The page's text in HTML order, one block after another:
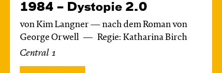
1984 – Dystopie 2.0
von Kim Langner — nach dem Roman von
George Orwell
Regie: Katharina Birch
Central 1